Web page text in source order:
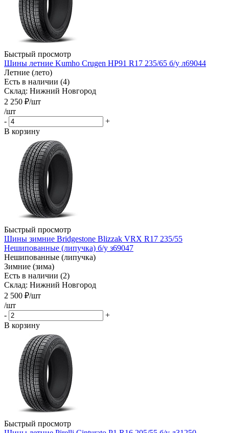
Быстрый просмотр
Шины летние Kumho Crugen HP91 R17 235/65 б/у л69044
Летние (лето)
Есть в наличии (4)
Склад: Нижний Новгород
2 250 ₽/шт
/шт
-
+
В корзину
Быстрый просмотр
Шины зимние Bridgestone Blizzak VRX R17 235/55
Нешипованные (липучка) б/у з69047
Нешипованные (липучка)
Зимние (зима)
Есть в наличии (2)
Склад: Нижний Новгород
2 500 ₽/шт
/шт
-
+
В корзину
Быстрый просмотр